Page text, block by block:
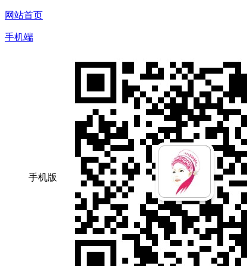
网站首页
手机端
手机版